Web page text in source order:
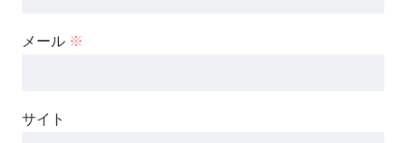
メール ※
サイト